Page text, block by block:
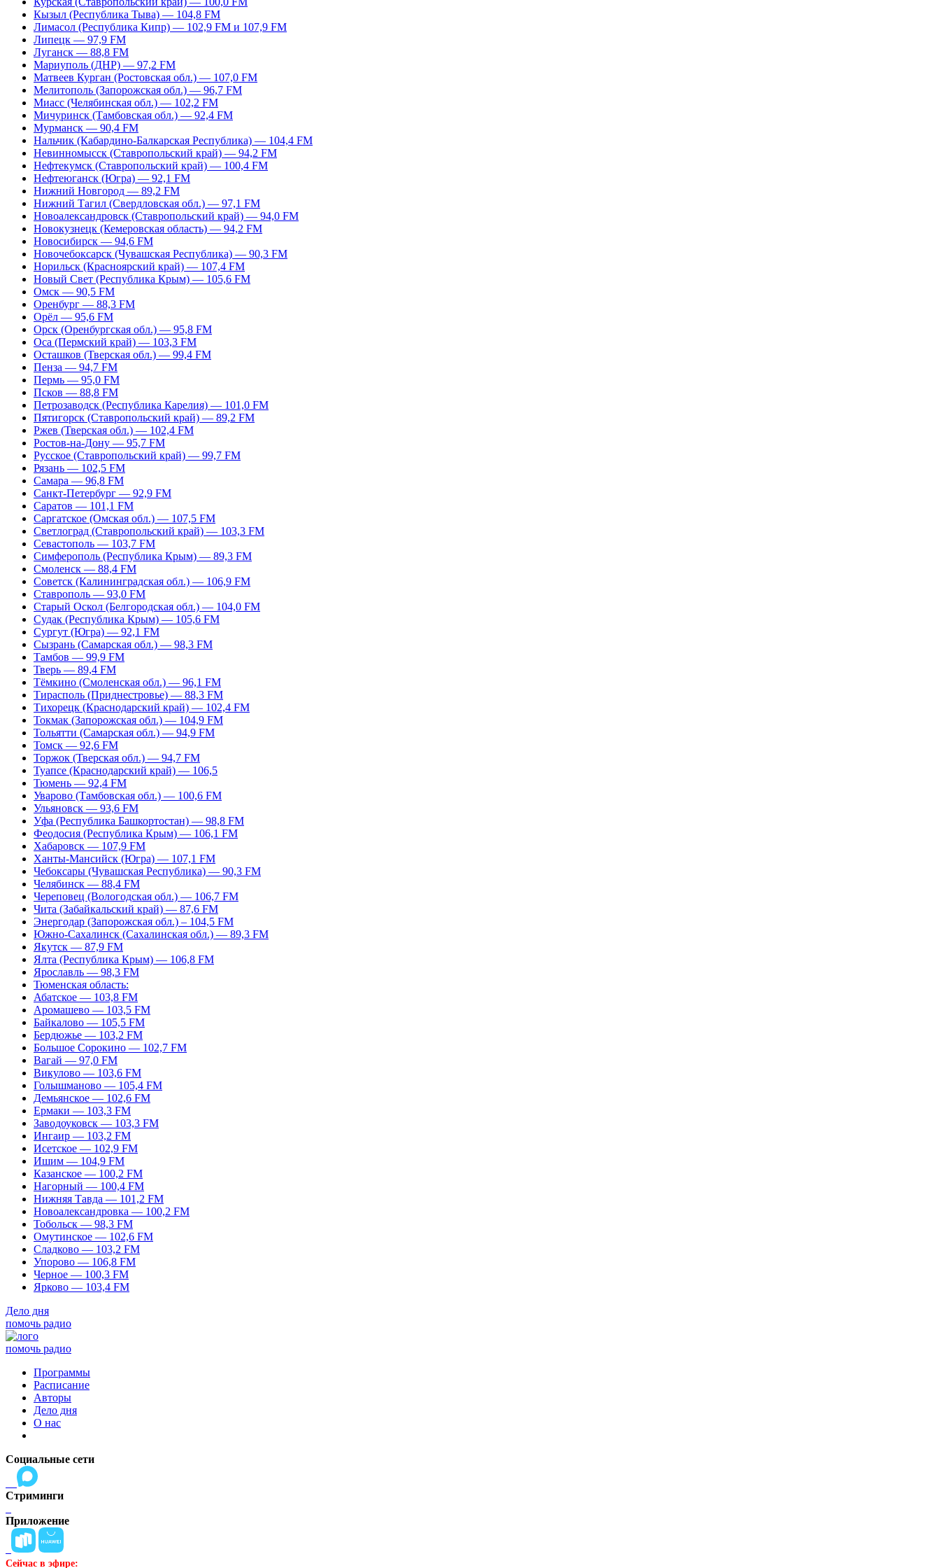
Кызыл (Республика Тыва) — 104,8 FM
Лимасол (Республика Кипр) — 102,9 FM и 107,9 FM
Липецк — 97,9 FM
Луганск — 88,8 FM
Мариуполь (ДНР) — 97,2 FM
Матвеев Курган (Ростовская обл.) — 107,0 FM
Мелитополь (Запорожская обл.) — 96,7 FM
Миасс (Челябинская обл.) — 102,2 FM
Мичуринск (Тамбовская обл.) — 92,4 FM
Мурманск — 90,4 FM
Нальчик (Кабардино-Балкарская Республика) — 104,4 FM
Невинномысск (Ставропольский край) — 94,2 FM
Нефтекумск (Ставропольский край) — 100,4 FM
Нефтеюганск (Югра) — 92,1 FM
Нижний Новгород — 89,2 FM
Нижний Тагил (Свердловская обл.) — 97,1 FM
Новоалександровск (Ставропольский край) — 94,0 FM
Новокузнецк (Кемеровская область) — 94,2 FM
Новосибирск — 94,6 FM
Новочебоксарск (Чувашская Республика) — 90,3 FM
Норильск (Красноярский край) — 107,4 FM
Новый Свет (Республика Крым) — 105,6 FM
Омск — 90,5 FM
Оренбург — 88,3 FM
Орёл — 95,6 FM
Орск (Оренбургская обл.) — 95,8 FM
Оса (Пермский край) — 103,3 FM
Осташков (Тверская обл.) — 99,4 FM
Пенза — 94,7 FM
Пермь — 95,0 FM
Псков — 88,8 FM
Петрозаводск (Республика Карелия) — 101,0 FM
Пятигорск (Ставропольский край) — 89,2 FM
Ржев (Тверская обл.) — 102,4 FM
Ростов-на-Дону — 95,7 FM
Русское (Ставропольский край) — 99,7 FM
Рязань — 102,5 FM
Самара — 96,8 FM
Санкт-Петербург — 92,9 FM
Саратов — 101,1 FM
Саргатское (Омская обл.) — 107,5 FM
Светлоград (Ставропольский край) — 103,3 FM
Севастополь — 103,7 FM
Симферополь (Республика Крым) — 89,3 FM
Смоленск — 88,4 FM
Советск (Калининградская обл.) — 106,9 FM
Ставрополь — 93,0 FM
Старый Оскол (Белгородская обл.) — 104,0 FM
Судак (Республика Крым) — 105,6 FM
Сургут (Югра) — 92,1 FM
Сызрань (Самарская обл.) — 98,3 FM
Тамбов — 99,9 FM
Тверь — 89,4 FM
Тёмкино (Смоленская обл.) — 96,1 FM
Тирасполь (Приднестровье) — 88,3 FM
Тихорецк (Краснодарский край) — 102,4 FM
Токмак (Запорожская обл.) — 104,9 FM
Тольятти (Самарская обл.) — 94,9 FM
Томск — 92,6 FM
Торжок (Тверская обл.) — 94,7 FM
Туапсе (Краснодарский край) — 106,5
Тюмень — 92,4 FM
Уварово (Тамбовская обл.) — 100,6 FM
Ульяновск — 93,6 FM
Уфа (Республика Башкортостан) — 98,8 FM
Феодосия (Республика Крым) — 106,1 FM
Хабаровск — 107,9 FM
Ханты-Мансийск (Югра) — 107,1 FM
Чебоксары (Чувашская Республика) — 90,3 FM
Челябинск — 88,4 FM
Череповец (Вологодская обл.) — 106,7 FM
Чита (Забайкальский край) — 87,6 FM
Энергодар (Запорожская обл.) – 104,5 FM
Южно-Сахалинск (Сахалинская обл.) — 89,3 FM
Якутск — 87,9 FM
Ялта (Республика Крым) — 106,8 FM
Ярославль — 98,3 FM
Тюменская область:
Абатское — 103,8 FM
Аромашево — 103,5 FM
Байкалово — 105,5 FM
Бердюжье — 103,2 FM
Большое Сорокино — 102,7 FM
Вагай — 97,0 FM
Викулово — 103,6 FM
Голышманово — 105,4 FM
Демьянское — 102,6 FM
Ермаки — 103,3 FM
Заводоуковск — 103,3 FM
Ингаир — 103,2 FM
Исетское — 102,9 FM
Ишим — 104,9 FM
Казанское — 100,2 FM
Нагорный — 100,4 FM
Нижняя Тавда — 101,2 FM
Новоалександровка — 100,2 FM
Тобольск — 98,3 FM
Омутинское — 102,6 FM
Сладково — 103,2 FM
Упорово — 106,8 FM
Черное — 100,3 FM
Ярково — 103,4 FM
Дело дня
помочь радио
помочь радио
Программы
Расписание
Авторы
Дело дня
О нас
Социальные сети
Стриминги
Приложение
Сейчас в эфире: